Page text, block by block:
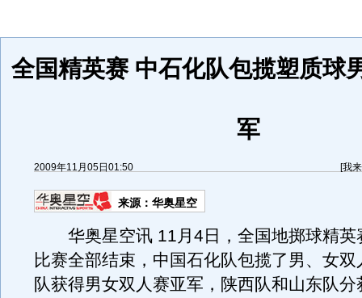
全国精英赛 中石化队包揽塑质球
军
2009年11月05日01:50 [我
来源： 华奥星空
华奥星空讯 11月4日，全国地掷球精英
比赛全部结束，中国石化队包揽了男、女
队获得男女双人赛亚军，陕西队和山东队